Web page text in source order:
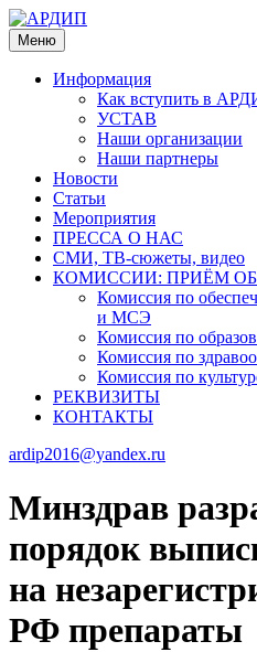
Меню
Информация
Как вступить в
УСТАВ
Наши организации
Наши партнеры
Новости
Статьи
Мероприятия
ПРЕССА О НАС
СМИ, ТВ-сюжеты, видео
КОМИССИИ: ПРИЁМ
Комиссия по
и МСЭ
Комиссия по
Комиссия по
Комиссия по
РЕКВИЗИТЫ
КОНТАКТЫ
ardip2016@yandex.ru
Минздрав
порядок
на
РФ препараты